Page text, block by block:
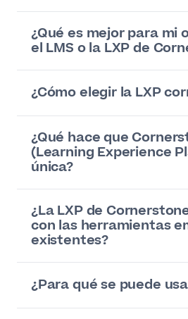
¿Qué es mejor para mi
el LMS o la LXP de
¿Cómo elegir la LXP
¿Qué hace que
(Learning Experience
única?
¿La LXP de
con las herramientas
existentes?
¿Para qué se puede